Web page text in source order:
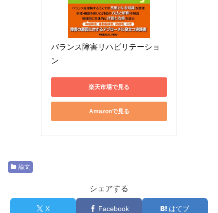
バランス障害リハビリテーショ
ン
楽天市場で見る
Amazonで見る
論文
シェアする
X Facebook はてブ